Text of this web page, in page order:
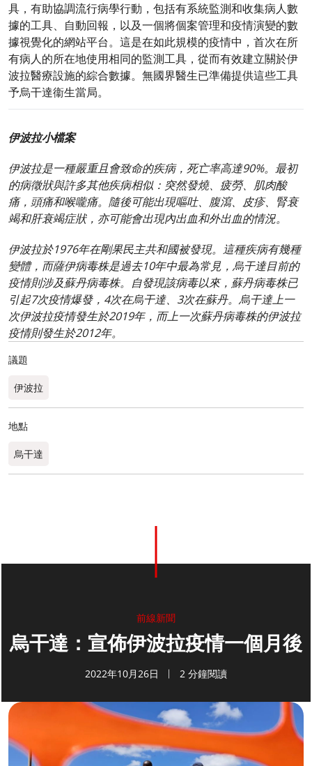
具，有助協調流行病學行動，包括有系統監測和收集病人數
據的工具、自動回報，以及一個將個案管理和疫情演變的數
據視覺化的網站平台。這是在如此規模的疫情中，首次在所
有病人的所在地使用相同的監測工具，從而有效建立關於伊
波拉醫療設施的綜合數據。無國界醫生已準備提供這些工具
予烏干達衞生當局。
伊波拉小檔案
伊波拉是一種嚴重且會致命的疾病，死亡率高達90%。最初
的病徵狀與許多其他疾病相似：突然發燒、疲勞、肌肉酸
痛，頭痛和喉嚨痛。隨後可能出現嘔吐、腹瀉、皮疹、腎衰
竭和肝衰竭症狀，亦可能會出現內出血和外出血的情況。
伊波拉於1976年在剛果民主共和國被發現。這種疾病有幾種
變體，而薩伊病毒株是過去10年中最為常見，烏干達目前的
疫情則涉及蘇丹病毒株。自發現該病毒以來，蘇丹病毒株已
引起7次疫情爆發，4次在烏干達、3次在蘇丹。烏干達上一
次伊波拉疫情發生於2019年，而上一次蘇丹病毒株的伊波拉
疫情則發生於2012年。
議題
伊波拉
地點
烏干達
前線新聞
烏干達：宣佈伊波拉疫情一個月後
2022年10月26日 2 分鐘閱讀